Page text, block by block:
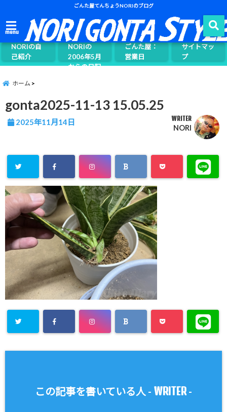
ごんた屋てんちょうNORIのブログ
menu
NORIの自
己紹介
ごんた屋て
んちょう
NORIの
2006年5月
からの日記
ごんた屋：
営業日
サイトマッ
プ
ホーム
gonta2025-11-13 15.05.25
2025年11月14日 WRITER
NORI
この記事を書いている人 - WRITER-